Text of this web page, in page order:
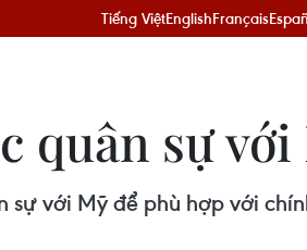
Tiếng ViệtEnglishFrançais
quân sự
với Mỹ để phù hợp với